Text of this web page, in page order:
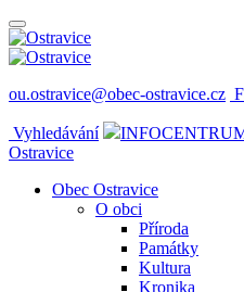
ou.ostravice@obec-ostravice.cz
Vyhledávání
Ostravice
Obec Ostravice
O obci
Příroda
Památky
Kultura
Kronika